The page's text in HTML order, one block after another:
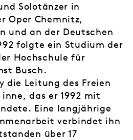
Solotänzer in
Oper Chemnitz,
und an der Deutschen
folgte ein Studium der
Hochschule für
Busch.
die Leitung des Freien
das er 1992 mit
Eine langjährige
verbindet ihn
über 17